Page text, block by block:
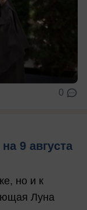
0
9 августа
но и к
Луна